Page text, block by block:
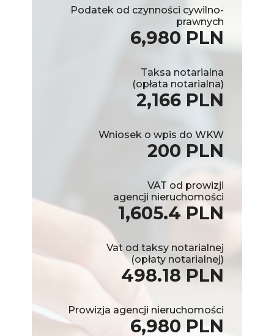
Podatek od czynności cywilno-
prawnych
6,980 PLN
Taksa notarialna
(opłata notarialna)
2,166 PLN
Wniosek o wpis do WKW
200 PLN
VAT od prowizji
agencji nieruchomości
1,605.4 PLN
Vat od taksy notarialnej
(opłaty notarialnej)
498.18 PLN
Prowizja agencji nieruchomości
6,980 PLN